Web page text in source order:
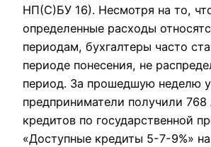
НП(С)БУ 16). Несмотря на то,
определенные расходы
периодам, бухгалтеры часто
периоде понесения, не
период. За прошедшую неделю
предприниматели получили 768
кредитов по государственной
«Доступные кредиты 5-7-9%»